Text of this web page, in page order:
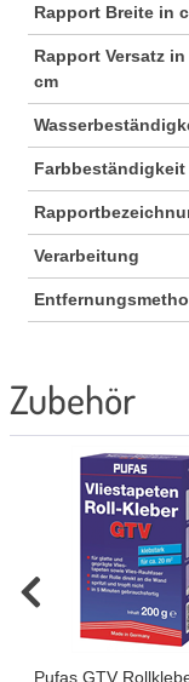
Rapport Breite in
Rapport Versatz in
cm
Farbbeständigkeit
Verarbeitung
Zubehör
Pufas GTV